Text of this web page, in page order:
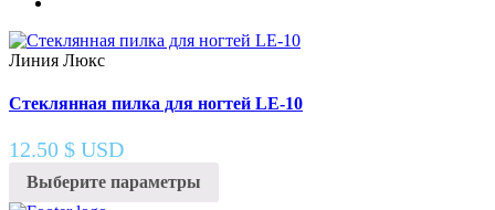
Линия Люкс
Стеклянная пилка для ногтей LE-10
12.50 $ USD
Выберите параметры